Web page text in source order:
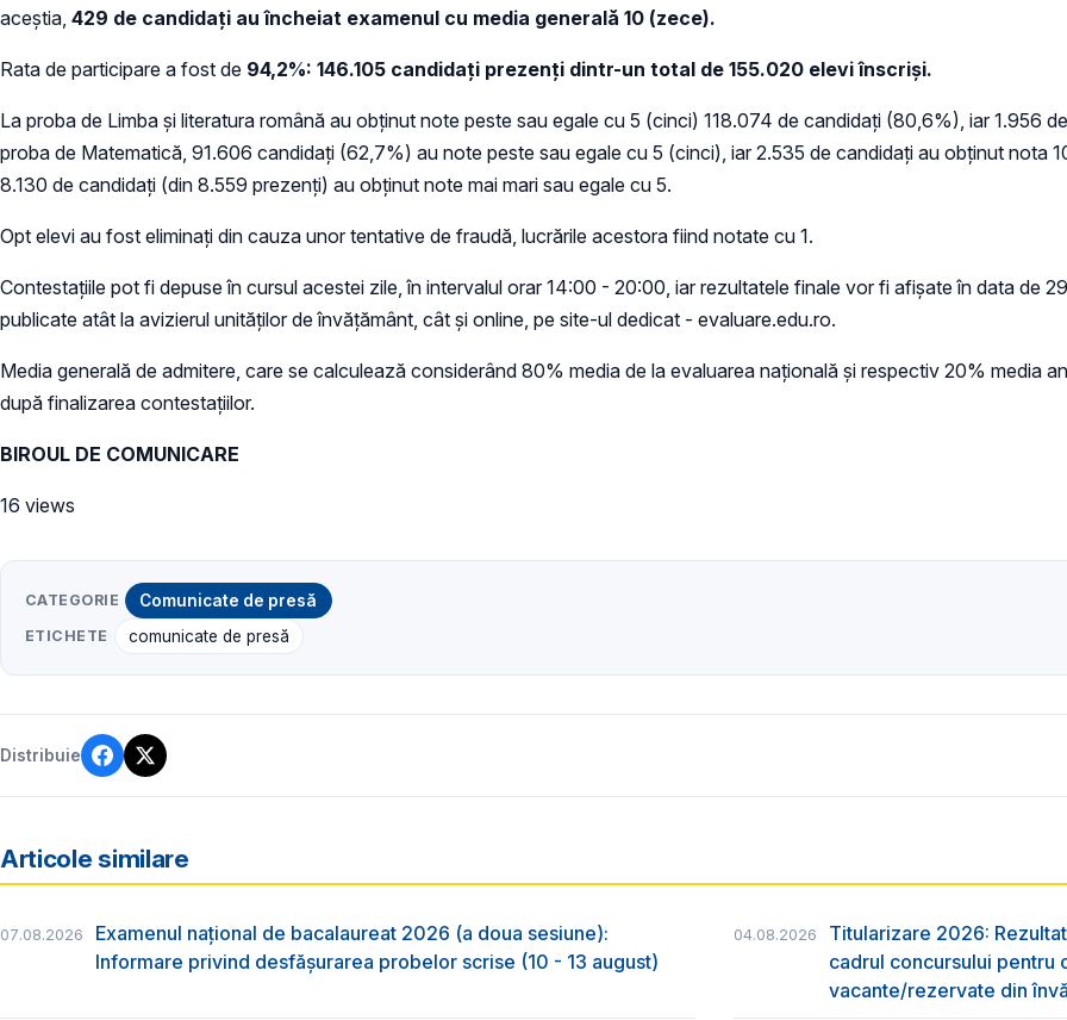
aceștia, 429 de candidați au încheiat examenul cu media generală 10 (zece).
Rata de participare a fost de 94,2%: 146.105 candidaţi prezenţi dintr-un total de 155.020 elevi înscrişi.
La proba de Limba și literatura română au obținut note peste sau egale cu 5 (cinci) 118.074 de candidați (80,6%), iar 1.956
proba de Matematică, 91.606 candidați (62,7%) au note peste sau egale cu 5 (cinci), iar 2.535 de candidați au obținut nota
8.130 de candidați (din 8.559 prezenți) au obținut note mai mari sau egale cu 5.
Opt elevi au fost eliminați din cauza unor tentative de fraudă, lucrările acestora fiind notate cu 1.
Contestaţiile pot fi depuse în cursul acestei zile, în intervalul orar 14:00 - 20:00, iar rezultatele finale vor fi afişate în data de
publicate atât la avizierul unităților de învățământ, cât și online, pe site-ul dedicat - evaluare.edu.ro.
Media generală de admitere, care se calculează considerând 80% media de la evaluarea națională și respectiv 20% media
după finalizarea contestațiilor.
BIROUL DE COMUNICARE
16 views
CATEGORIE Comunicate de presă
ETICHETE comunicate de presă
Distribuie
Articole similare
07.08.2026
Examenul național de bacalaureat 2026 (a doua sesiune):
Informare privind desfășurarea probelor scrise (10 - 13 august)
04.08.2026
Titularizare 2026:
cadrul concursului
vacante/rezervate din